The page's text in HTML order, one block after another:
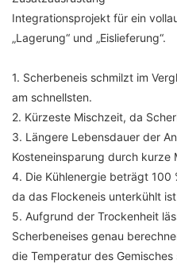
Integrationsprojekt für ein
„Lagerung“ und „Eislieferung“.
1. Scherbeneis schmilzt im
am schnellsten.
2. Kürzeste Mischzeit, da
3. Längere Lebensdauer der
Kosteneinsparung durch kurze
4. Die Kühlenergie beträgt 100
da das Flockeneis unterkühlt
5. Aufgrund der Trockenheit
Scherbeneises genau
die Temperatur des